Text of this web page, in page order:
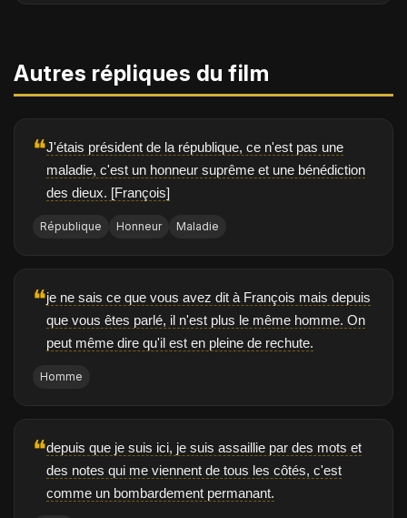
Autres répliques du film
❝J'étais président de la république, ce n'est pas une
maladie, c'est un honneur suprême et une bénédiction
des dieux. [François]
République Honneur Maladie
❝je ne sais ce que vous avez dit à François mais depuis
que vous êtes parlé, il n'est plus le même homme. On
peut même dire qu'il est en pleine de rechute.
Homme
❝depuis que je suis ici, je suis assaillie par des mots et
des notes qui me viennent de tous les côtés, c'est
comme un bombardement permanant.